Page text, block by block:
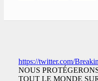
https://twitter.com/
NOUS
TOUT LE MONDE